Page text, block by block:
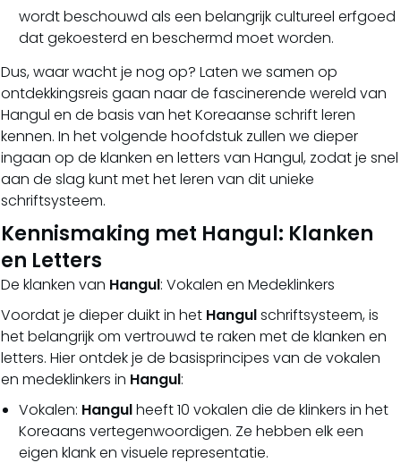
wordt beschouwd als een belangrijk cultureel erfgoed
dat gekoesterd en beschermd moet worden.
Dus, waar wacht je nog op? Laten we samen op
ontdekkingsreis gaan naar de fascinerende wereld van
Hangul en de basis van het Koreaanse schrift leren
kennen. In het volgende hoofdstuk zullen we dieper
ingaan op de klanken en letters van Hangul, zodat je snel
aan de slag kunt met het leren van dit unieke
schriftsysteem.
Kennismaking met Hangul: Klanken
en Letters
De klanken van Hangul: Vokalen en Medeklinkers
Voordat je dieper duikt in het Hangulschriftsysteem, is
het belangrijk om vertrouwd te raken met de klanken en
letters. Hier ontdek je de basisprincipes van de vokalen
en medeklinkers in Hangul:
Vokalen: Hangulheeft 10 vokalen die de klinkers in het
Koreaans vertegenwoordigen. Ze hebben elk een
eigen klank en visuele representatie.